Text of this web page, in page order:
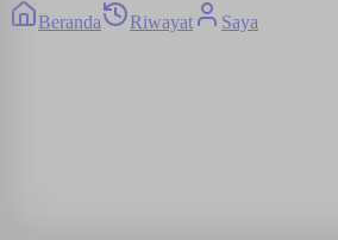
Beranda Riwayat Saya